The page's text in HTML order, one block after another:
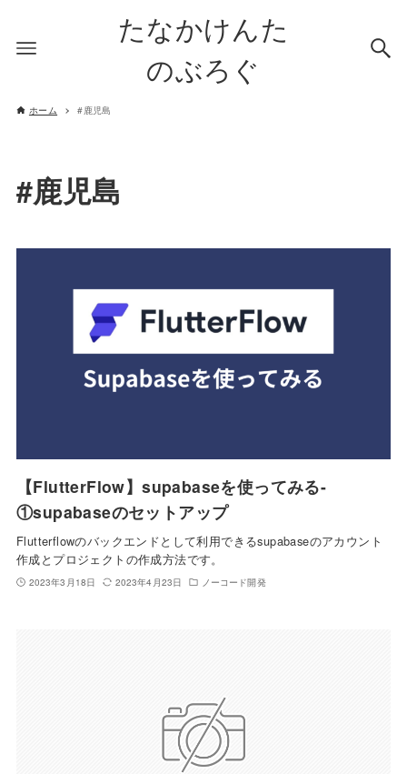
たなかけんた
のぶろぐ
ホーム #鹿児島
#鹿児島
【FlutterFlow】supabaseを使ってみる-
①supabaseのセットアップ
Flutterflowのバックエンドとして利用できるsupabaseのアカウント
作成とプロジェクトの作成方法です。
2023年3月18日 2023年4月23日 ノーコード開発